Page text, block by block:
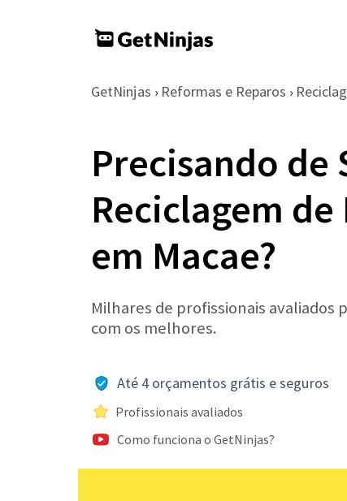
GetNinjas › Reformas e Reparos ›
Precisando de
Reciclagem
em Macae?
Milhares de profissionais
com os melhores.
Até 4 orçamentos grátis e seguros
Profissionais avaliados
Como funciona o GetNinjas?